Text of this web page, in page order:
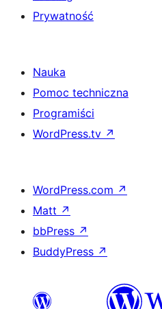
Prywatność
Nauka
Pomoc techniczna
Programiści
WordPress.tv ↗
WordPress.com ↗
Matt ↗
bbPress ↗
BuddyPress ↗